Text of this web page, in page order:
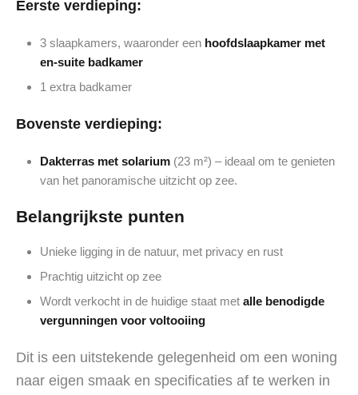
Eerste verdieping:
3 slaapkamers, waaronder een hoofdslaapkamer met
en-suite badkamer
1 extra badkamer
Bovenste verdieping:
Dakterras met solarium (23 m²) – ideaal om te genieten
van het panoramische uitzicht op zee.
Belangrijkste punten
Unieke ligging in de natuur, met privacy en rust
Prachtig uitzicht op zee
Wordt verkocht in de huidige staat met alle benodigde
vergunningen voor voltooiing
Dit is een uitstekende gelegenheid om een woning
naar eigen smaak en specificaties af te werken in